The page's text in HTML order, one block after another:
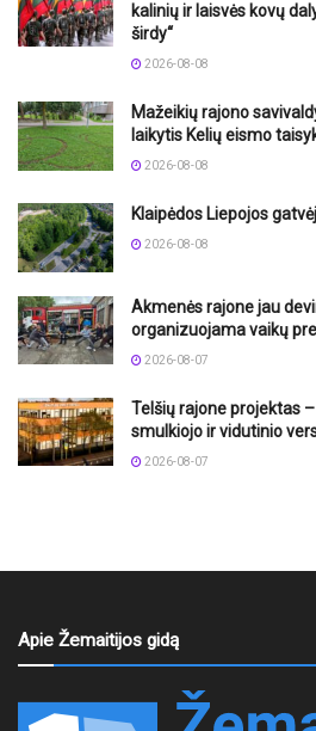
kalinių ir laisvės kovų
širdy“
2026-08-08
Mažeikių rajono
laikytis Kelių eismo
2026-08-08
Klaipėdos Liepojos
2026-08-08
Akmenės rajone jau
organizuojama vaikų
2026-08-07
Telšių rajone projektas
smulkiojo ir vidutinio
2026-08-07
Apie Žemaitijos gidą